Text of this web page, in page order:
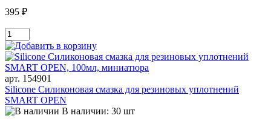
395 ₽
арт. 154901
Silicone Силиконовая смазка для резиновых уплотнений
SMART OPEN
В наличии: 30 шт